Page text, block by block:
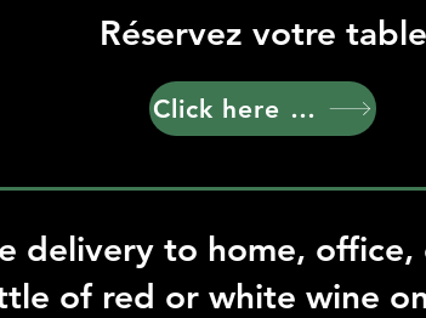
Réservez votre table
Click here - Order and Pay Online
delivery to home,
of red or white wine